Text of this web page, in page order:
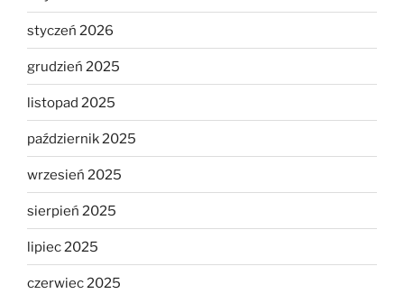
styczeń 2026
grudzień 2025
listopad 2025
październik 2025
wrzesień 2025
sierpień 2025
lipiec 2025
czerwiec 2025